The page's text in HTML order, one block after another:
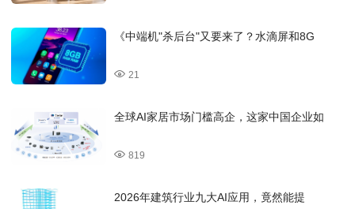
《中端机"杀后台"又要来了？水滴屏和8G
21
全球AI家居市场门槛高企，这家中国企业如
819
2026年建筑行业九大AI应用，竟然能提